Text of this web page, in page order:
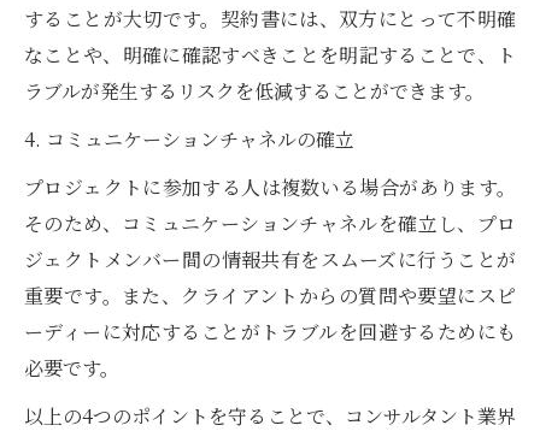
することが大切です。契約書には、双方にとって不明確
なことや、明確に確認すべきことを明記することで、ト
ラブルが発生するリスクを低減することができます。
4. コミュニケーションチャネルの確立
プロジェクトに参加する人は複数いる場合があります。
そのため、コミュニケーションチャネルを確立し、プロ
ジェクトメンバー間の情報共有をスムーズに行うことが
重要です。また、クライアントからの質問や要望にスピ
ーディーに対応することがトラブルを回避するためにも
必要です。
以上の4つのポイントを守ることで、コンサルタント業界